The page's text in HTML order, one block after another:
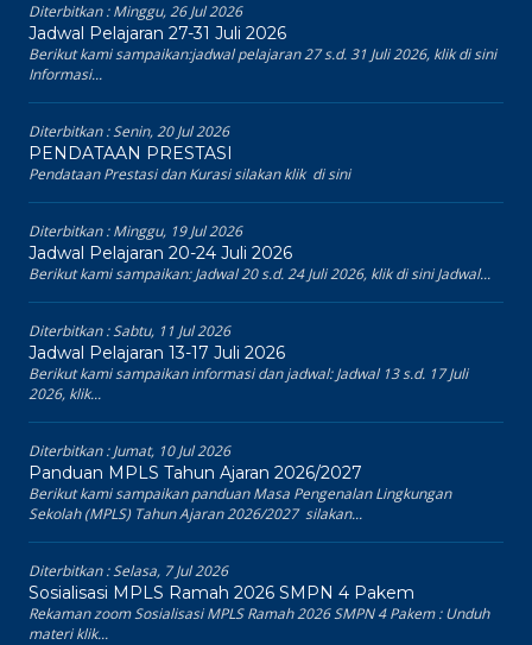
Diterbitkan :Minggu, 26 Jul 2026
Jadwal Pelajaran 27-31 Juli 2026
Berikut kami sampaikan:jadwal pelajaran 27 s.d. 31 Juli 2026, klik di sini
Informasi...
Diterbitkan :Senin, 20 Jul 2026
PENDATAAN PRESTASI
Pendataan Prestasi dan Kurasi silakan klik di sini
Diterbitkan :Minggu, 19 Jul 2026
Jadwal Pelajaran 20-24 Juli 2026
Berikut kami sampaikan: Jadwal 20 s.d. 24 Juli 2026, klik di sini Jadwal...
Diterbitkan :Sabtu, 11 Jul 2026
Jadwal Pelajaran 13-17 Juli 2026
Berikut kami sampaikan informasi dan jadwal: Jadwal 13 s.d. 17 Juli
2026, klik...
Diterbitkan :Jumat, 10 Jul 2026
Panduan MPLS Tahun Ajaran 2026/2027
Berikut kami sampaikan panduan Masa Pengenalan Lingkungan
Sekolah (MPLS) Tahun Ajaran 2026/2027 silakan...
Diterbitkan :Selasa, 7 Jul 2026
Sosialisasi MPLS Ramah 2026 SMPN 4 Pakem
Rekaman zoom Sosialisasi MPLS Ramah 2026 SMPN 4 Pakem : Unduh
materi klik...